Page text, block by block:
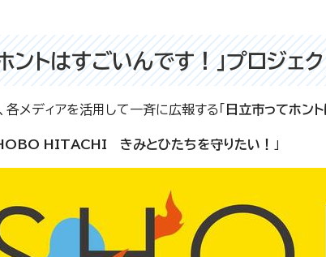
ントはすごいんです！」プロジェ
各メディアを活用して一斉に広報する「 日立市ってホン
HITACHI きみとひたちを守りたい！ 」